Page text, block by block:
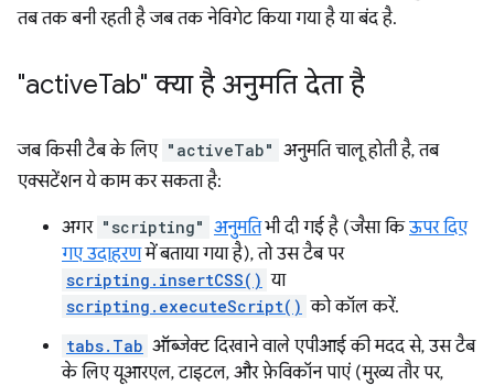
तब तक बनी रहती है जब तक नेविगेट किया गया है या बंद है.
"activeTab" क्या है अनुमति देता है
जब किसी टैब के लिए "activeTab" अनुमति चालू होती है, तब
एक्सटेंशन ये काम कर सकता है:
अगर "scripting" अनुमतिभी दी गई है (जैसा किऊपर दिए
गए उदाहरणमें बताया गया है), तो उस टैब पर
scripting.insertCSS() या
scripting.executeScript() को कॉल करें.
tabs.Tab ऑब्जेक्ट दिखाने वाले एपीआई की मदद से, उस टैब
के लिए यूआरएल, टाइटल, और फ़ेविकॉन पाएं (मुख्य तौर पर,